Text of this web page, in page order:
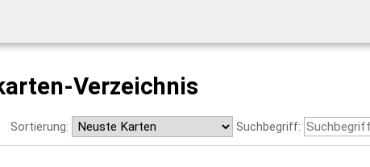
Verzeichnis
Sortierung: Suchbegriff: